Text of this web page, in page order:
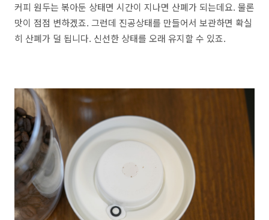
커피 원두는 볶아둔 상태면 시간이 지나면 산폐가 되는데요. 물론
맛이 점점 변하겠죠. 그런데 진공상태를 만들어서 보관하면 확실
히 산폐가 덜 됩니다. 신선한 상태를 오래 유지할 수 있죠.